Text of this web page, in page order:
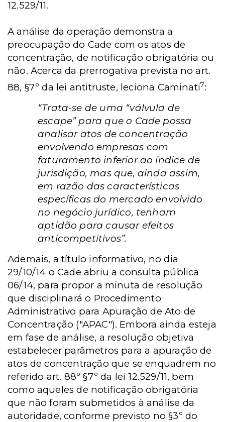
12.529/11.
A análise da operação demonstra a
preocupação do Cade com os atos de
concentração, de notificação obrigatória ou
não. Acerca da prerrogativa prevista no art.
88, §7º da lei antitruste, leciona Caminati7:
“Trata-se de uma “válvula de
escape” para que o Cade possa
analisar atos de concentração
envolvendo empresas com
faturamento inferior ao índice de
jurisdição, mas que, ainda assim,
em razão das características
específicas do mercado envolvido
no negócio jurídico, tenham
aptidão para causar efeitos
anticompetitivos”.
Ademais, a título informativo, no dia
29/10/14 o Cade abriu a consulta pública
06/14, para propor a minuta de resolução
que disciplinará o Procedimento
Administrativo para Apuração de Ato de
Concentração ("APAC"). Embora ainda esteja
em fase de análise, a resolução objetiva
estabelecer parâmetros para a apuração de
atos de concentração que se enquadrem no
referido art. 88º §7º da lei 12.529/11, bem
como aqueles de notificação obrigatória
que não foram submetidos à análise da
autoridade, conforme previsto no §3º do